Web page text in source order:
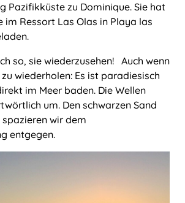
Pazifikküste zu Dominique. Sie hat
im Ressort Las Olas in Playa las
so, sie wiederzusehen! Auch wenn
wiederholen: Es ist paradiesisch
im Meer baden. Die Wellen
um. Den schwarzen Sand
wir dem
entgegen.